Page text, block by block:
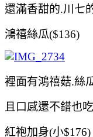
還滿香甜的.川七
鴻禧絲瓜($136)
裡面有鴻禧菇.絲
且口感還不錯也
紅袍加身(小$176)